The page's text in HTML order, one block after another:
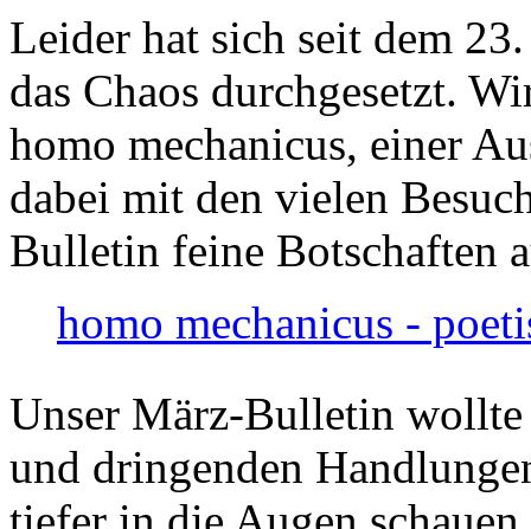
Leider hat sich seit dem
das Chaos durchgesetzt.
homo mechanicus, einer
dabei mit den vielen
Bulletin feine Botschaften
homo mechanicus -
Unser März-Bulletin
und dringenden